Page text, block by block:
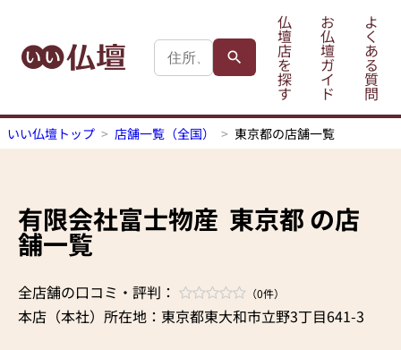
仏
壇
店
を
探
す
お
仏
壇
ガ
イ
ド
よ
く
あ
る
質
問
いい仏壇トップ 店舗一覧（全国） 東京都の店舗一覧
有限会社富士物産 東京都 の店
舗一覧
全店舗の口コミ・評判： （0件）
本店（本社）所在地：東京都東大和市立野3丁目641-3